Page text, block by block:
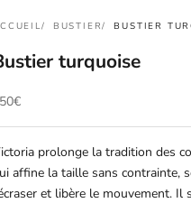
BUSTIER BUSTIER
turquoise
de vente
prolonge la tradition des
affine la taille sans contrainte,
et libère le mouvement. Il